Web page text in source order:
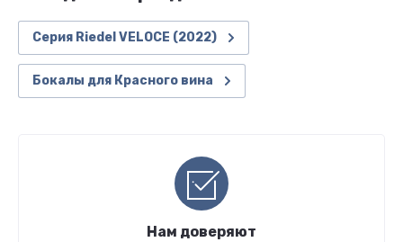
Серия Riedel VELOCE (2022)
Бокалы для Красного вина
Нам доверяют